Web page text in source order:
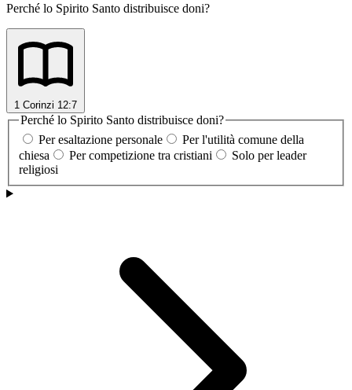
Perché lo Spirito Santo distribuisce doni?
1 Corinzi 12:7
Perché lo Spirito Santo distribuisce doni?
Per esaltazione personale
Per l'utilità comune della
chiesa
Per competizione tra cristiani
Solo per leader
religiosi